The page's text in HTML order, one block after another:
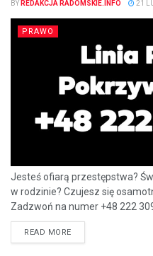
BY REDAKCJA RADOMSKIE.INFO 21
PRAWO
Jesteś ofiarą przestępstwa?
w rodzinie? Czujesz się
Zadzwoń na numer +48 222
READ MORE